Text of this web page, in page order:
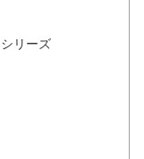
リーズ